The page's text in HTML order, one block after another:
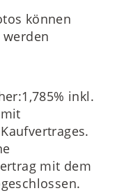
können
inkl.
mit dem